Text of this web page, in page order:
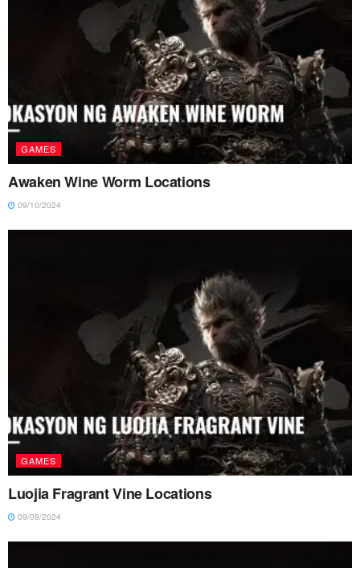
GAMES
Awaken Wine Worm Locations
09/10/2024
GAMES
Luojia Fragrant Vine Locations
09/09/2024